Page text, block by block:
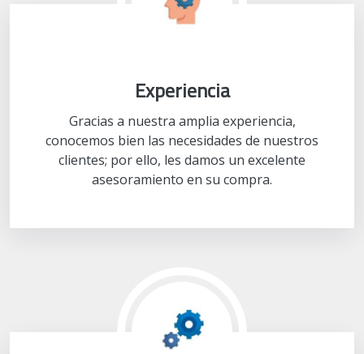
Experiencia
Gracias a nuestra amplia experiencia,
conocemos bien las necesidades de nuestros
clientes; por ello, les damos un excelente
asesoramiento en su compra.